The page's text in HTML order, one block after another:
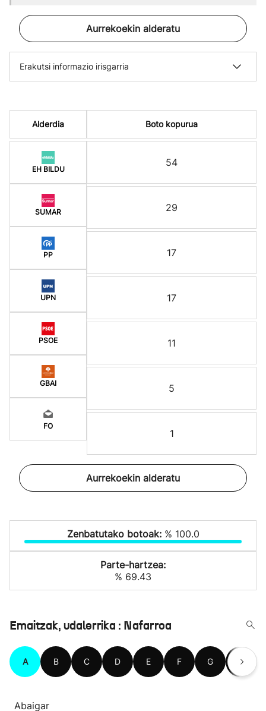
Aurrekoekin alderatu
Erakutsi informazio irisgarria
Alderdia
EH BILDU
SUMAR
PP
UPN
PSOE
GBAI
FO
Boto kopurua
54
29
17
17
11
5
1
Aurrekoekin alderatu
Zenbatutako botoak: % 100.0
Parte-hartzea:
% 69.43
Emaitzak, udalerrika : Nafarroa
A B C D E F G H
Abaigar